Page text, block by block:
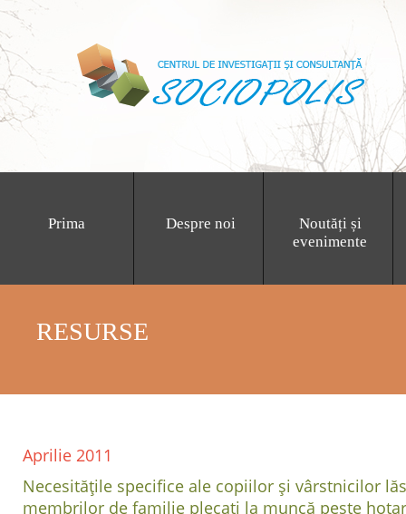
Prima Despre noi
Noutăți și
evenimente
RESURSE
Aprilie 2011
Necesităţile specifice ale copiilor şi vârstnicilor
membrilor de familie plecaţi la muncă peste